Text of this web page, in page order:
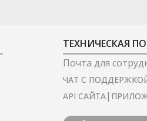
ТЕХНИЧЕСКАЯ
Почта для
ЧАТ С
API САЙТА|